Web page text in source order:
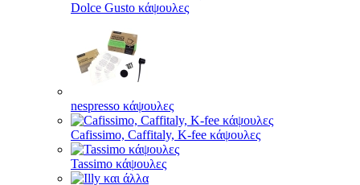
Dolce Gusto κάψουλες
nespresso κάψουλες
Cafissimo, Caffitaly, K-fee κάψουλες
Tassimo κάψουλες